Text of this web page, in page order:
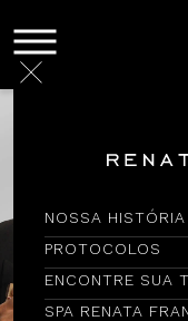
NOSSA HISTÓRIA
PROTOCOLOS
ENCONTRE SUA
SPA RENATA